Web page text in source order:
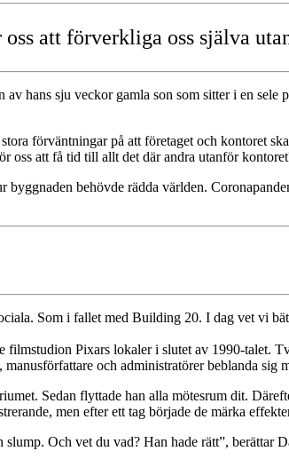
att förverkliga oss själva
hans sju veckor gamla son som sitter i en sele
förväntningar på att företaget och kontoret
oss att få tid till allt det där andra utanför
behövde rädda världen.
Som i fallet med Building 20. I dag vet vi
Pixars lokaler i slutet av 1990-talet.
och administratörer beblanda sig
Sedan flyttade han alla mötesrum dit.
men efter ett tag började de märka
Och vet du vad? Han hade rätt”,